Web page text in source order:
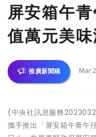
屏安箱午
值萬元美
推廣新聞稿 Mar
(中央社訊息服務
攜手推出「屏安箱午青午